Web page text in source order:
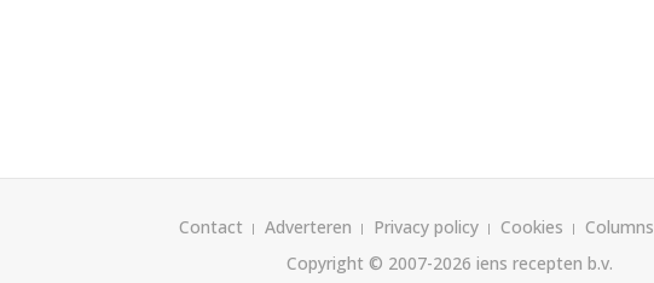
Contact Adverteren Privacy policy Cookies Columns
Copyright © 2007-2026 iens recepten b.v.